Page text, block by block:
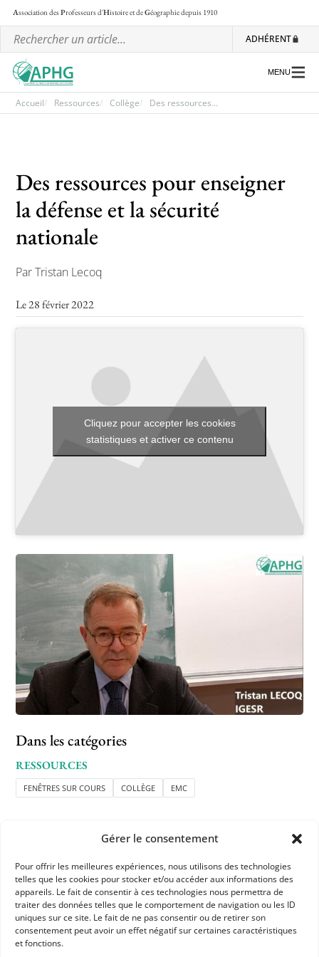
Gérer le consentement
Pour offrir les meilleures expériences, nous utilisons des technologies
telles que les cookies pour stocker et/ou accéder aux informations des
appareils. Le fait de consentir à ces technologies nous permettra de
traiter des données telles que le comportement de navigation ou les ID
uniques sur ce site. Le fait de ne pas consentir ou de retirer son
consentement peut avoir un effet négatif sur certaines caractéristiques
et fonctions.
Association desProfesseurs d'Histoire et deGéographiedepuis 1910
ADHÉRENT
Les ateliers nationaux
L’APHG dans la presse
Toutes les actualités
Les rendez-vous de l’APHG
Concours de recrutement
Concours scolaires
Culture
MENU
Accueil Ressources Collège Des ressources...
Des ressources pour enseigner
la défense et la sécurité
nationale
Par Tristan Lecoq
Le 28 février 2022
Cliquez pour accepter les cookies
statistiques et activer ce contenu
Dans les catégories
RESSOURCES
FENÊTRES SUR COURS COLLÈGE EMC
APHG
Association des professeurs d'histoire et géographie